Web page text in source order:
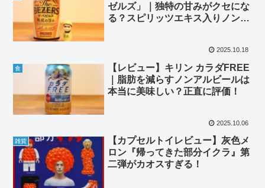
ゼルズ」｜独特の甘みがクセにな
る？スピリッツエキス入りノンア
2025.10.18
食
【レビュー】キリン カラダFREE
｜脂肪を減らすノンアルビールは
本当に美味しい？正直に評価！
2025.10.06
雑貨
【カプセルトイレビュー】灰色メ
ロン『帰ってきた部分イクラ』第
二弾がカオスすぎる！